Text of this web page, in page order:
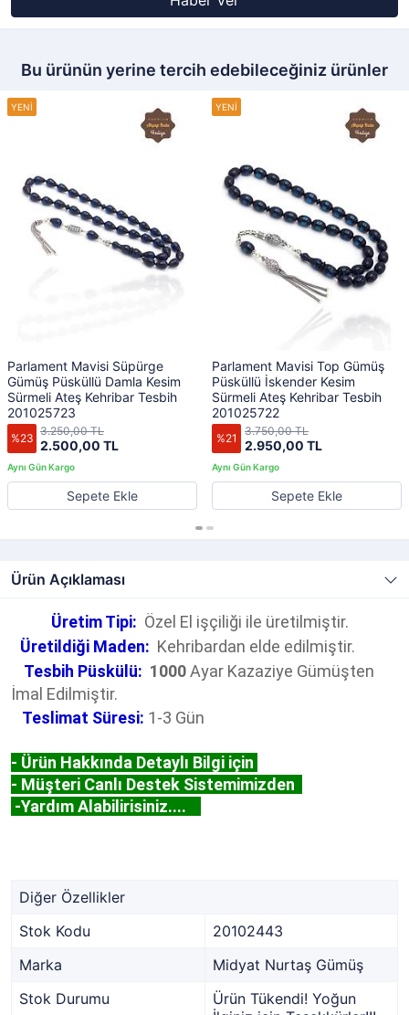
Bu ürünün yerine tercih edebileceğiniz ürünler
Parlament Mavisi Süpürge
Gümüş Püsküllü Damla Kesim
Sürmeli Ateş Kehribar Tesbih
201025723
%23 2.500,00 TL
3.250,00 TL
Sepete Ekle
Parlament Mavisi Top Gümüş
Püsküllü İskender Kesim
Sürmeli Ateş Kehribar Tesbih
201025722
%21 2.950,00 TL
3.750,00 TL
Sepete Ekle
Ürün Açıklaması
Üretim Tipi: Özel El işçiliği ile üretilmiştir.
Üretildiği Maden: Kehribardan elde edilmiştir.
Tesbih Püskülü: 1000Ayar Kazaziye Gümüşten
İmal Edilmiştir.
Teslimat Süresi: 1-3 Gün
- Ürün Hakkında Detaylı Bilgi için
- Müşteri Canlı Destek Sistemimizden
-Yardım Alabilirisiniz....
Diğer Özellikler
Stok Kodu
20102443
Marka
Midyat Nurtaş Gümüş
Stok Durumu
Ürün Tükendi! Yoğun